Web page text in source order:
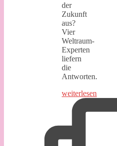
der
Zukunft
aus?
Vier
Weltraum-
Experten
liefern
die
Antworten.
weiterlesen